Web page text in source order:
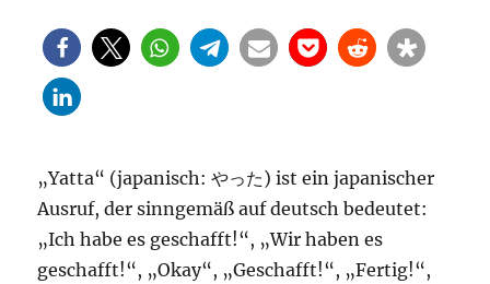
„Yatta“ (japanisch: やった) ist ein japanischer
Ausruf, der sinngemäß auf deutsch bedeutet:
„Ich habe es geschafft!“, „Wir haben es
geschafft!“, „Okay“, „Geschafft!“, „Fertig!“,